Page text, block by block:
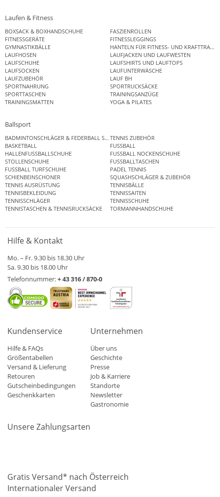
Laufen & Fitness
BOXSACK & BOXHANDSCHUHE
FASZIENROLLEN
FITNESSGERÄTE
FITNESSLEGGINGS
GYMNASTIKBÄLLE
HANTELN FÜR FITNESS- UND
LAUFHOSEN
LAUFJACKEN UND LAUFWESTEN
LAUFSCHUHE
LAUFSHIRTS UND LAUFTOPS
LAUFSOCKEN
LAUFUNTERWÄSCHE
LAUFZUBEHÖR
LAUF BH
SPORTNAHRUNG
SPORTRUCKSÄCKE
SPORTTASCHEN
TRAININGSANZÜGE
TRAININGSMATTEN
YOGA & PILATES
Ballsport
BADMINTONSCHLÄGER & FEDERBALL SETSTENNIS ZUBEHÖR
BASKETBALL
FUSSBALL
HALLENFUSSBALLSCHUHE
FUSSBALL NOCKENSCHUHE
STOLLENSCHUHE
FUSSBALLTASCHEN
FUSSBALL TURFSCHUHE
PADEL TENNIS
SCHIENBEINSCHONER
SQUASHSCHLÄGER & ZUBEHÖR
TENNIS AUSRÜSTUNG
TENNISBÄLLE
TENNISBEKLEIDUNG
TENNISSAITEN
TENNISSCHLÄGER
TENNISSCHUHE
TENNISTASCHEN & TENNISRUCKSÄCKE
TORMANNHANDSCHUHE
Hilfe & Kontakt
Mo. – Fr. 9.30 bis 18.30 Uhr
Sa. 9.30 bis 18.00 Uhr
Telefonnummer:+ 43 316 / 870-0
Kundenservice
Hilfe & FAQs
Größentabellen
Versand & Lieferung
Retouren
Gutscheinbedingungen
Geschenkkarten
Unternehmen
Über uns
Geschichte
Presse
Job & Karriere
Standorte
Newsletter
Gastronomie
Unsere Zahlungsarten
Gratis Versand* nach Österreich
Internationaler Versand